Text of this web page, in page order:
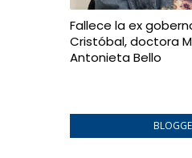
Fallece la ex
Cristóbal, doctora
Antonieta Bello